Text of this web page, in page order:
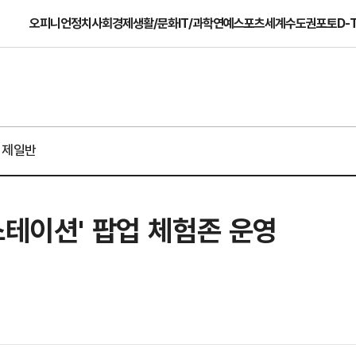
오피니언정치사회경제생활/문화IT/과학연예스포츠세계수도권포토D-
일반
이션' 팝업 체험존 운영